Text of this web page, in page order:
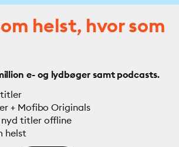
helst, hvor som
e- og lydbøger samt podcasts.
titler
+ Mofibo Originals
titler offline
helst